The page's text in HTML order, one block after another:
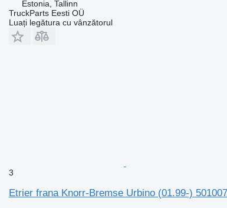
Estonia, Tallinn
TruckParts Eesti OÜ
Luați legătura cu vânzătorul
3
Etrier frana Knorr-Bremse Urbino (01.99-)